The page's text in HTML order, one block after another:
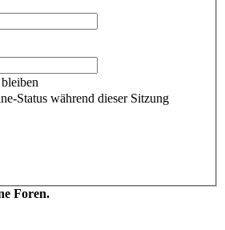
Status während dieser Sitzung
Foren.